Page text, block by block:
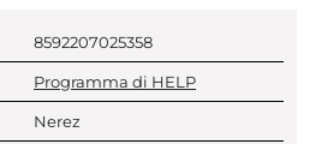
8592207025358
Programma di HELP
Nerez